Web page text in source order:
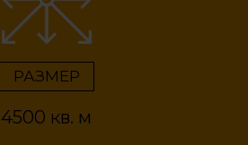
РАЗМЕР
4500 кв. м